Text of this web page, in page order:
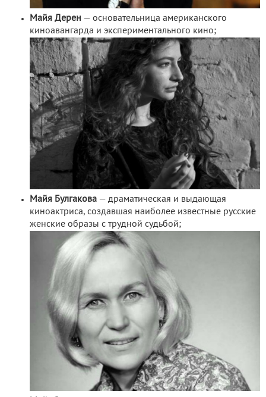
Майя Дерен — основательница американского
киноавангарда и экспериментального кино;
Майя Булгакова — драматическая и выдающая
киноактриса, создавшая наиболее известные русские
женские образы с трудной судьбой;